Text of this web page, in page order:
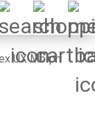
UX Morph